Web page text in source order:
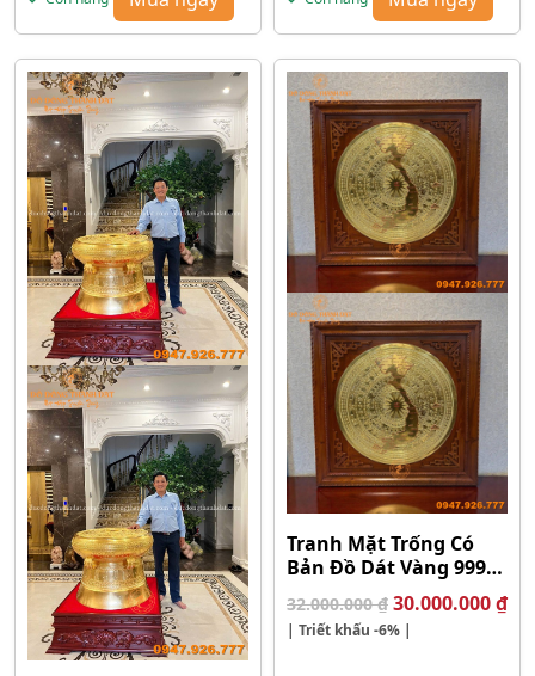
Tranh Mặt Trống Có
Bản Đồ Dát Vàng 9999
32.000.000₫ Giá
gốc
30.000.000₫
| Triết khấu -6% |